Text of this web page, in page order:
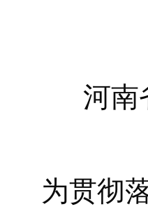
河南
为贯彻落